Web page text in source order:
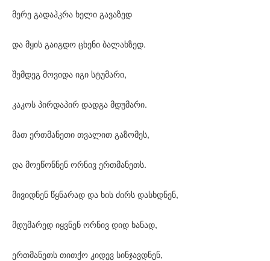
მერე გადაჰკრა ხელი გავაზედ
და მყის გაიგდო ცხენი ბალახზედ.
შემდეგ მოვიდა იგი სტუმარი,
კაკოს პირდაპირ დადგა მდუმარი.
მათ ერთმანეთი თვალით გაზომეს,
და მოეწონნენ ორნივ ერთმანეთს.
მივიდნენ წყნარად და ხის ძირს დასხდნენ,
მდუმარედ იყვნენ ორნივ დიდ ხანად,
ერთმანეთს თითქო კიდევ სინჯავდნენ,